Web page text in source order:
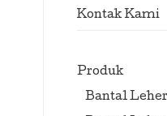
Kontak Kami
Produk
Bantal